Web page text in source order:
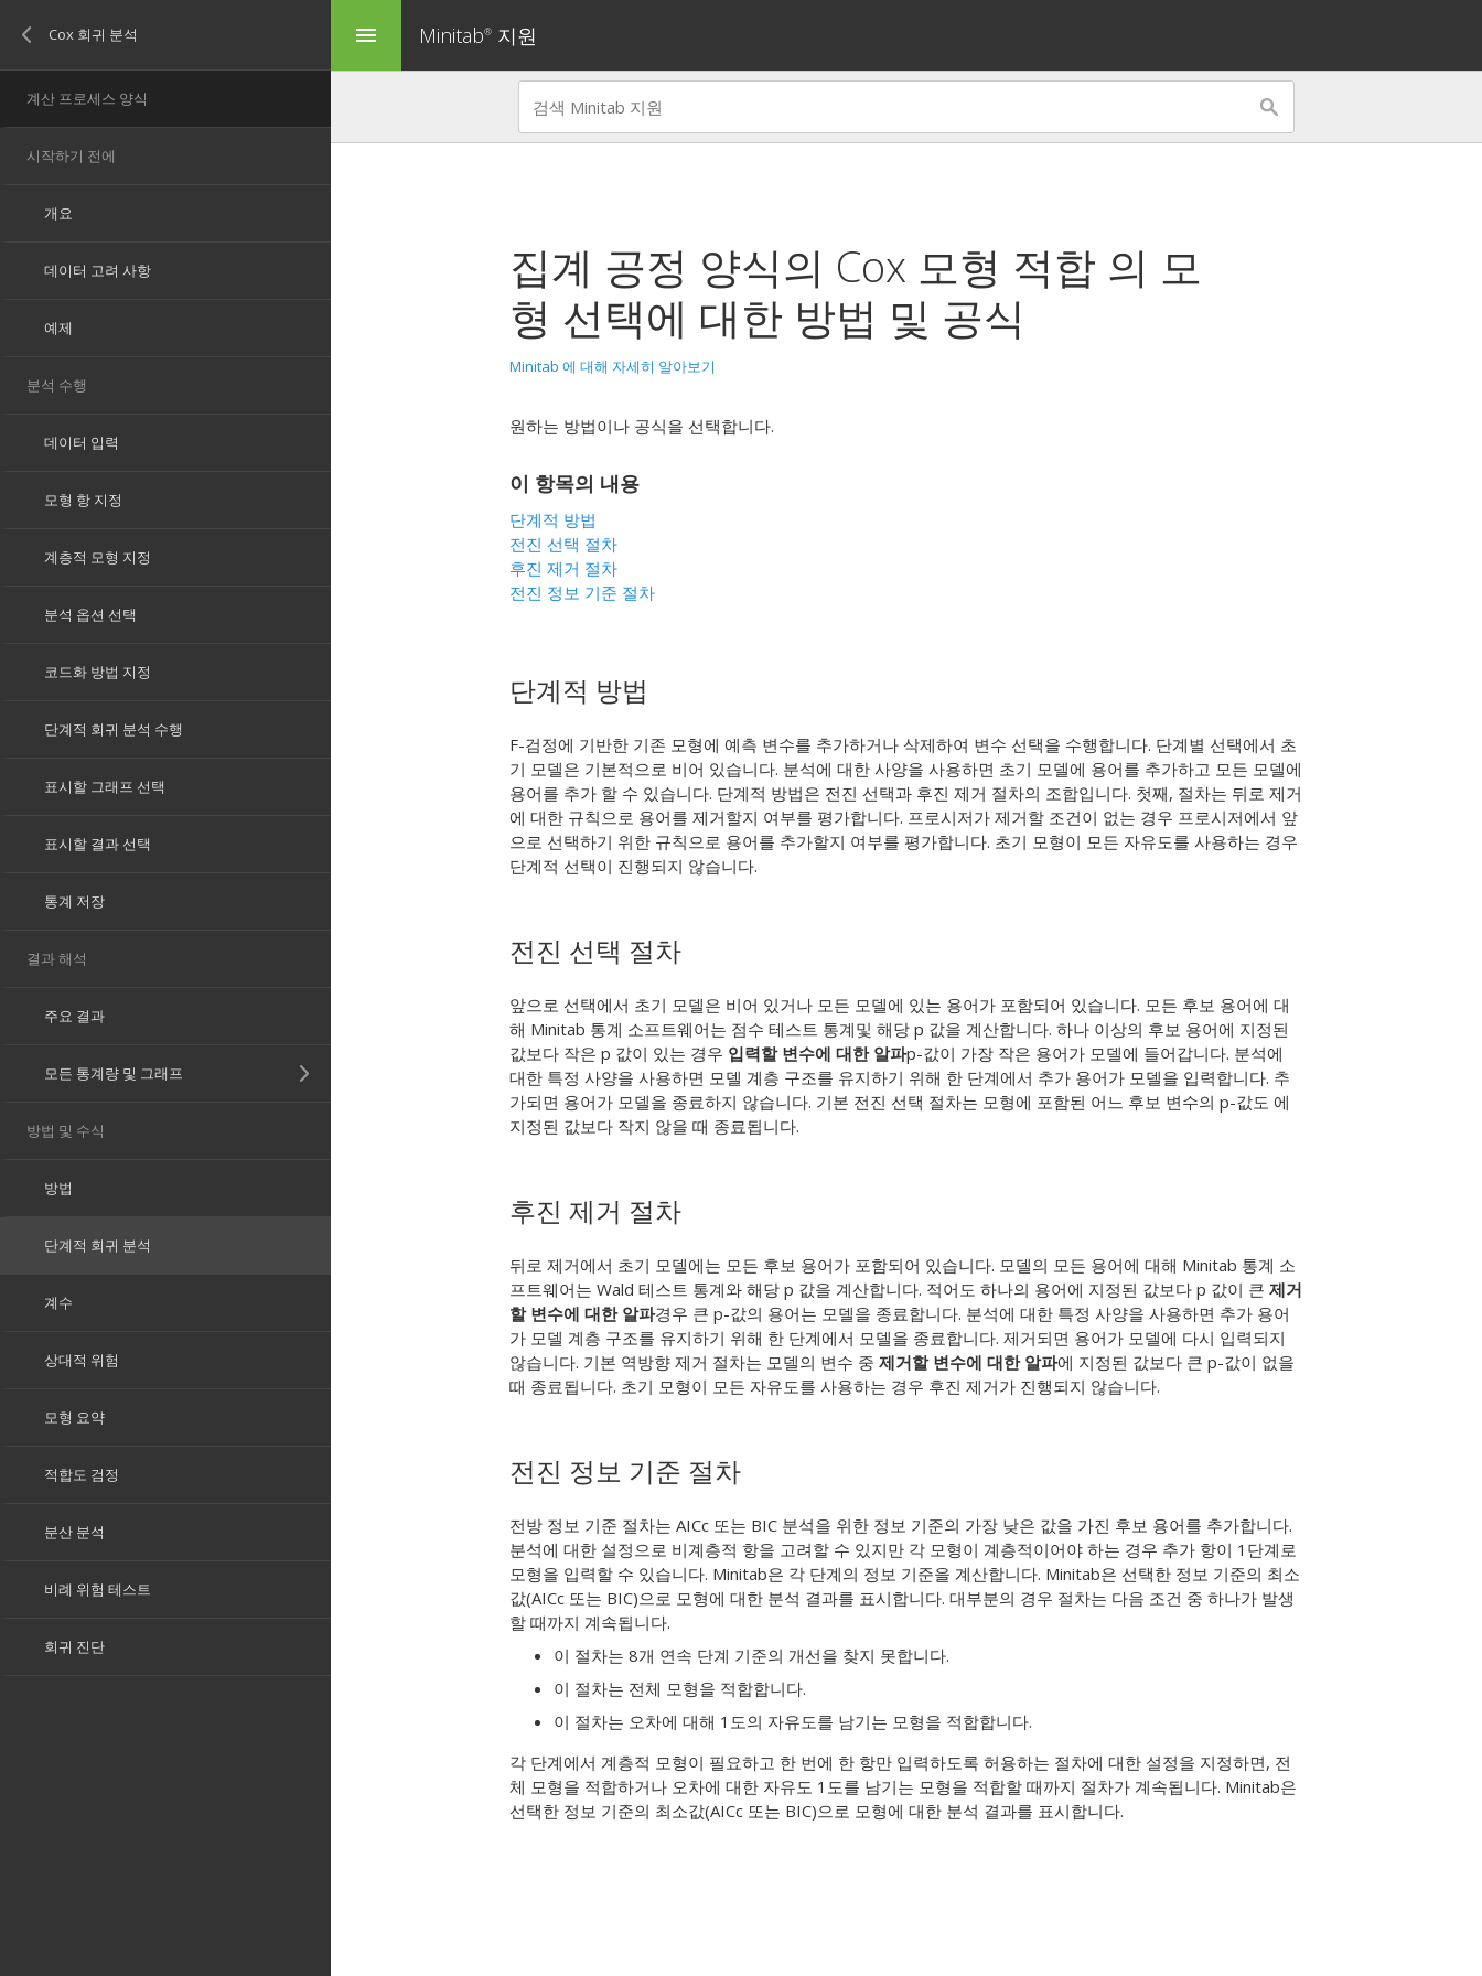
menu Minitab® 지원
집계 공정 양식의 Cox 모형 적합 의 모
형 선택에 대한 방법 및 공식
Minitab 에 대해 자세히 알아보기
원하는 방법이나 공식을 선택합니다.
이 항목의 내용
단계적 방법
전진 선택 절차
후진 제거 절차
전진 정보 기준 절차
단계적 방법
F-검정에 기반한 기존 모형에 예측 변수를 추가하거나 삭제하여 변수 선택을 수행합니다. 단계별 선택에서 초
기 모델은 기본적으로 비어 있습니다. 분석에 대한 사양을 사용하면 초기 모델에 용어를 추가하고 모든 모델에
용어를 추가 할 수 있습니다. 단계적 방법은 전진 선택과 후진 제거 절차의 조합입니다. 첫째, 절차는 뒤로 제거
에 대한 규칙으로 용어를 제거할지 여부를 평가합니다. 프로시저가 제거할 조건이 없는 경우 프로시저에서 앞
으로 선택하기 위한 규칙으로 용어를 추가할지 여부를 평가합니다. 초기 모형이 모든 자유도를 사용하는 경우
단계적 선택이 진행되지 않습니다.
전진 선택 절차
앞으로 선택에서 초기 모델은 비어 있거나 모든 모델에 있는 용어가 포함되어 있습니다. 모든 후보 용어에 대
해 Minitab 통계 소프트웨어는 점수 테스트 통계및 해당 p 값을 계산합니다. 하나 이상의 후보 용어에 지정된
값보다 작은 p 값이 있는 경우 입력할 변수에 대한 알파p-값이 가장 작은 용어가 모델에 들어갑니다. 분석에
대한 특정 사양을 사용하면 모델 계층 구조를 유지하기 위해 한 단계에서 추가 용어가 모델을 입력합니다. 추
가되면 용어가 모델을 종료하지 않습니다. 기본 전진 선택 절차는 모형에 포함된 어느 후보 변수의 p-값도 에
지정된 값보다 작지 않을 때 종료됩니다.
후진 제거 절차
뒤로 제거에서 초기 모델에는 모든 후보 용어가 포함되어 있습니다. 모델의 모든 용어에 대해 Minitab 통계 소
프트웨어는 Wald 테스트 통계와 해당 p 값을 계산합니다. 적어도 하나의 용어에 지정된 값보다 p 값이 큰 제거
할 변수에 대한 알파경우 큰 p-값의 용어는 모델을 종료합니다. 분석에 대한 특정 사양을 사용하면 추가 용어
가 모델 계층 구조를 유지하기 위해 한 단계에서 모델을 종료합니다. 제거되면 용어가 모델에 다시 입력되지
않습니다. 기본 역방향 제거 절차는 모델의 변수 중 제거할 변수에 대한 알파에 지정된 값보다 큰 p-값이 없을
때 종료됩니다. 초기 모형이 모든 자유도를 사용하는 경우 후진 제거가 진행되지 않습니다.
전진 정보 기준 절차
전방 정보 기준 절차는 AICc 또는 BIC 분석을 위한 정보 기준의 가장 낮은 값을 가진 후보 용어를 추가합니다.
분석에 대한 설정으로 비계층적 항을 고려할 수 있지만 각 모형이 계층적이어야 하는 경우 추가 항이 1단계로
모형을 입력할 수 있습니다. Minitab은 각 단계의 정보 기준을 계산합니다. Minitab은 선택한 정보 기준의 최소
값(AICc 또는 BIC)으로 모형에 대한 분석 결과를 표시합니다. 대부분의 경우 절차는 다음 조건 중 하나가 발생
할 때까지 계속됩니다.
이 절차는 8개 연속 단계 기준의 개선을 찾지 못합니다.
이 절차는 전체 모형을 적합합니다.
이 절차는 오차에 대해 1도의 자유도를 남기는 모형을 적합합니다.
각 단계에서 계층적 모형이 필요하고 한 번에 한 항만 입력하도록 허용하는 절차에 대한 설정을 지정하면, 전
체 모형을 적합하거나 오차에 대한 자유도 1도를 남기는 모형을 적합할 때까지 절차가 계속됩니다. Minitab은
선택한 정보 기준의 최소값(AICc 또는 BIC)으로 모형에 대한 분석 결과를 표시합니다.